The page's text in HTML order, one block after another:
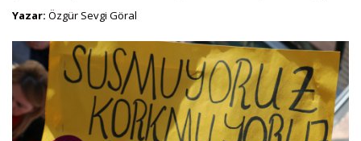
Yazar: Özgür Sevgi Göral